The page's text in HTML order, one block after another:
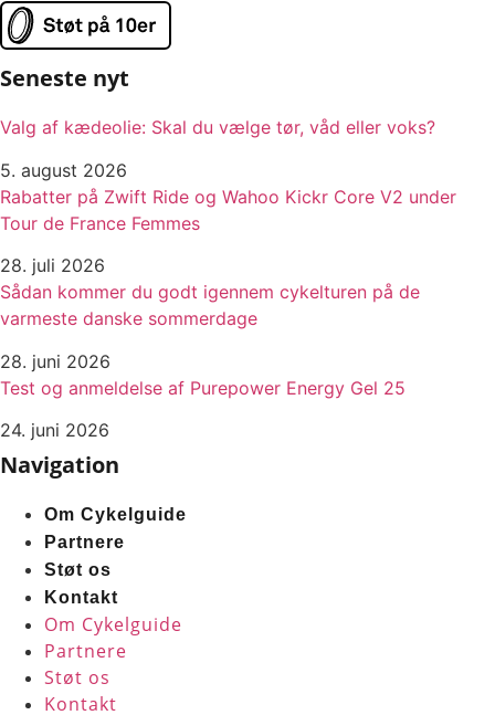
Seneste nyt
Valg af kædeolie: Skal du vælge tør, våd eller voks?
5. august 2026
Rabatter på Zwift Ride og Wahoo Kickr Core V2 under
Tour de France Femmes
28. juli 2026
Sådan kommer du godt igennem cykelturen på de
varmeste danske sommerdage
28. juni 2026
Test og anmeldelse af Purepower Energy Gel 25
24. juni 2026
Navigation
Om Cykelguide
Partnere
Støt os
Kontakt
Om Cykelguide
Partnere
Støt os
Kontakt